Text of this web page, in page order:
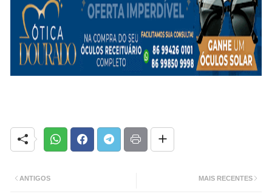
MAIS RECENTES
ANTIGOS